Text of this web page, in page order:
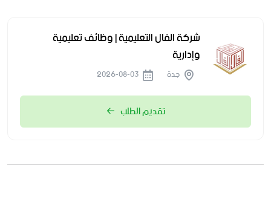
شركة الفال التعليمية | وظائف تعليمية
وإدارية
جدة
تقديم الطلب